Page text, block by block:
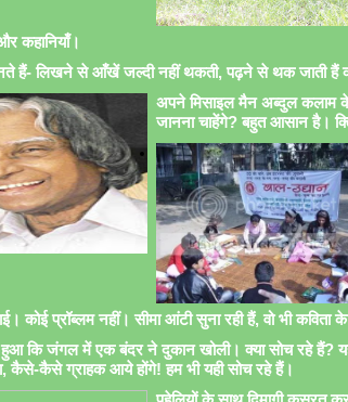
और कहानियाँ।
हैं- लिखने से आँखें जल्दी नहीं थकती, पढ़ने से थक जाती हैं
अपने मिसाइल मैन अब्दुल कलाम के
जानना चाहेंगे? बहुत आसान है।
कोई प्रॉब्लम नहीं। सीमा आंटी सुना रही हैं, वो भी कविता
हुआ कि जंगल में एक बंदर ने दुकान खोली। क्या सोच रहे हैं?
कैसे-कैसे ग्राहक आये होंगे! हम भी यही सोच रहे हैं।